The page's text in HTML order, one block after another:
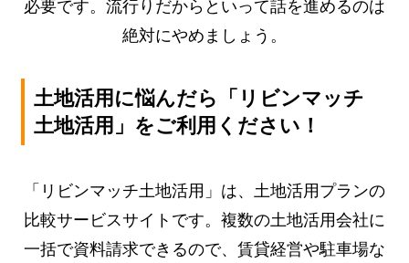
必要です。流行りだからといって話を進めるのは
絶対にやめましょう。
土地活用に悩んだら「リビンマッチ
土地活用」をご利用ください！
「リビンマッチ土地活用」は、土地活用プランの
比較サービスサイトです。複数の土地活用会社に
一括で資料請求できるので、賃貸経営や駐車場な